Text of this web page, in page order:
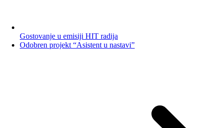
Gostovanje u emisiji HIT radija
Odobren projekt “Asistent u nastavi”